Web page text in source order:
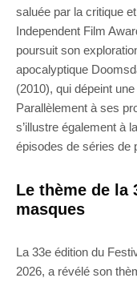
saluée par la critique
Independent Film
poursuit son
apocalyptique
(2010), qui dépeint
Parallèlement à ses
s’illustre également à
épisodes de séries de
Le thème de la
masques
La 33e édition du
2026, a révélé son